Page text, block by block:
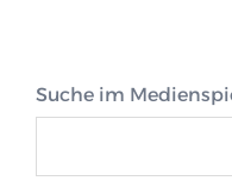
Suche im